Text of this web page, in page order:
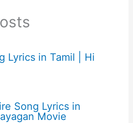
Lyrics in Tamil | Hi
Song Lyrics in
Movie